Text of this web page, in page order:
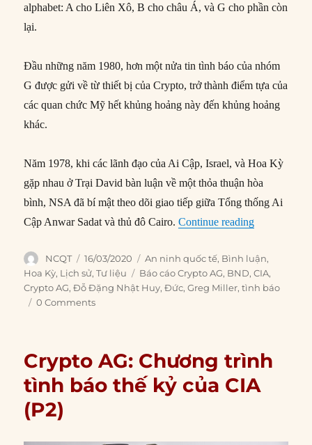
alphabet: A cho Liên Xô, B cho châu Á, và G cho phần còn
lại.
Đầu những năm 1980, hơn một nửa tin tình báo của nhóm
G được gửi về từ thiết bị của Crypto, trở thành điểm tựa của
các quan chức Mỹ hết khủng hoảng này đến khủng hoảng
khác.
Năm 1978, khi các lãnh đạo của Ai Cập, Israel, và Hoa Kỳ
gặp nhau ở Trại David bàn luận về một thỏa thuận hòa
bình, NSA đã bí mật theo dõi giao tiếp giữa Tổng thống Ai
Cập Anwar Sadat và thủ đô Cairo.Continue reading“Crypto
Author
NCQT
Posted
on
16/03/2020 Categories
An ninh quốc tế, Bình luận,
Hoa Kỳ, Lịch sử,Tư liệu Tags
Báo cáo Crypto AG, BND,CIA,
Crypto AG,Đỗ Đặng Nhật Huy,Đức,Greg Miller,tình báo
0 Comments
Crypto AG: Chương trình
tình báo thế kỷ của CIA
(P2)